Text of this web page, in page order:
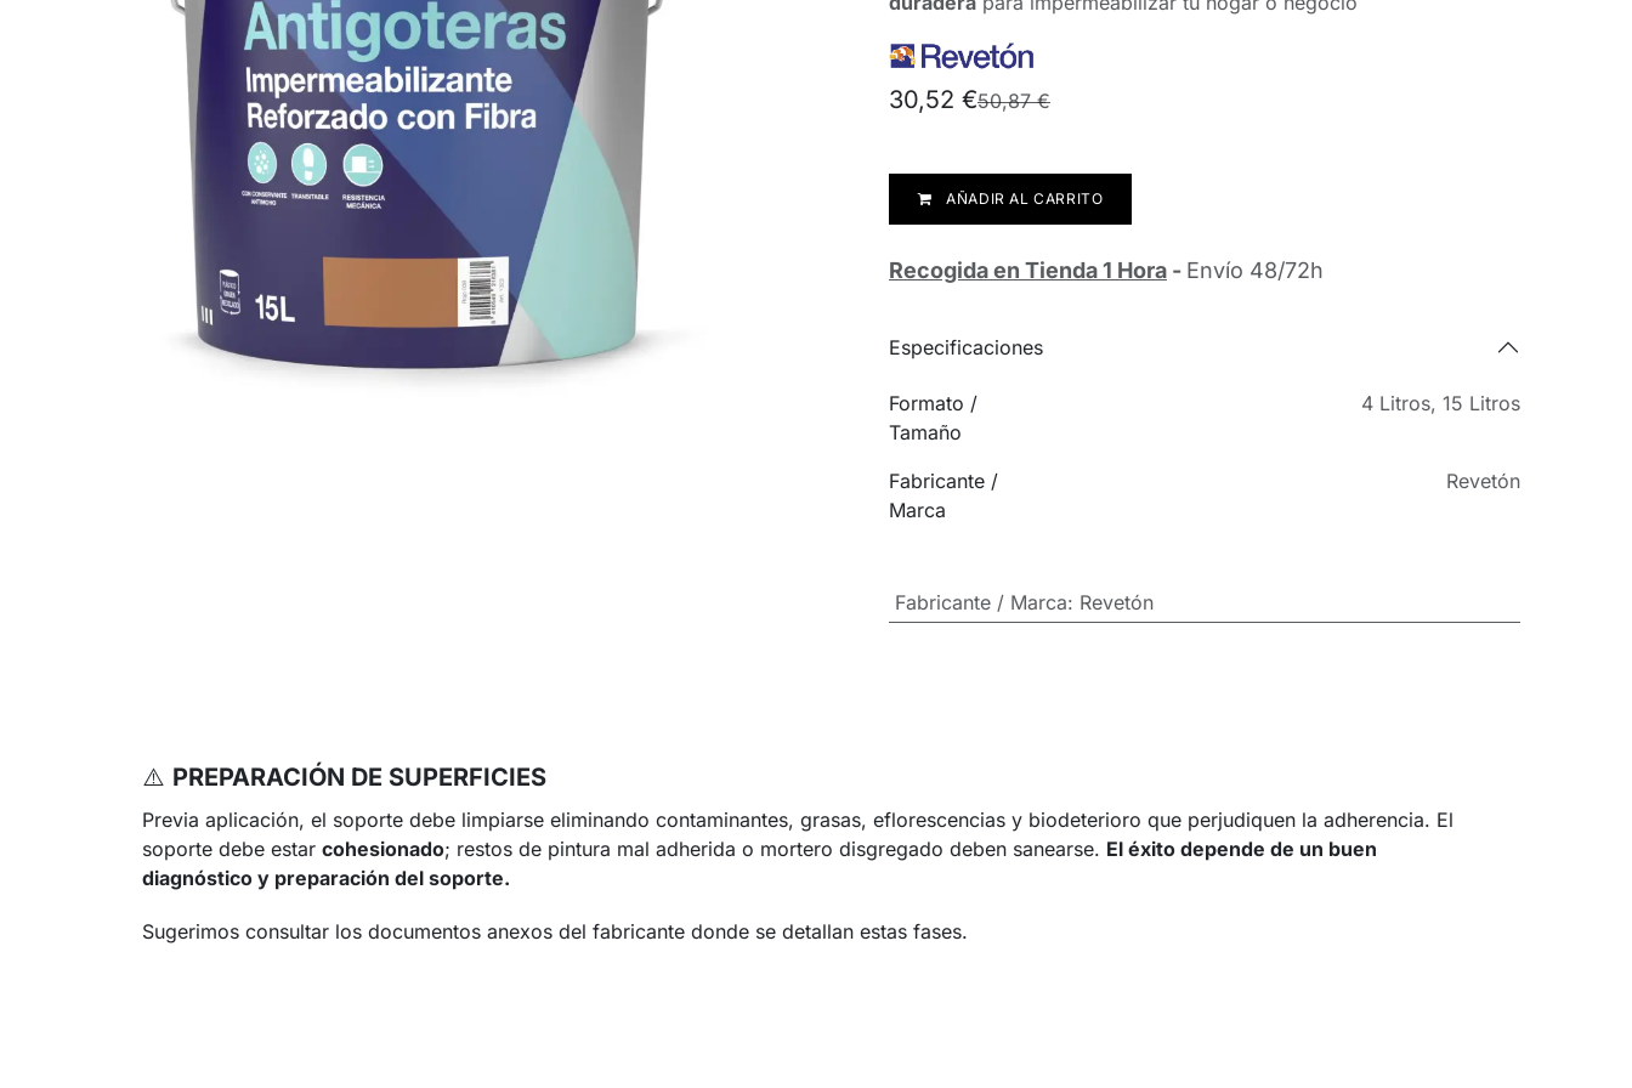
30,52 €50,87€
AÑADIR AL CARRITO
Recogida en Tienda 1 Hora - Envío 48/72h
Especificaciones
Formato /
Tamaño
4 Litros, 15 Litros
Fabricante /
Marca
Revetón
Fabricante / Marca: Revetón
⚠️ PREPARACIÓN DE SUPERFICIES
Previa aplicación, el soporte debe limpiarse eliminando contaminantes, grasas, eflorescencias y biodeterioro que perjudiquen la adherencia. El
soporte debe estar cohesionado; restos de pintura mal adherida o mortero disgregado deben sanearse. El éxito depende de un buen
diagnóstico y preparación del soporte.
Sugerimos consultar los documentos anexos del fabricante donde se detallan estas fases.